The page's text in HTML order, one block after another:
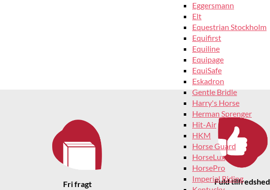
Eggersmann
Elt
Equestrian Stockholm
Equifirst
Equiline
Equipage
EquiSafe
Eskadron
Gentle Bridle
Harry's Horse
Herman Sprenger
Hit-Air
HKM
Horse Guard
HorseLux
HorsePro
Imperial Riding
Fri fragt
Fuld tilfredshed